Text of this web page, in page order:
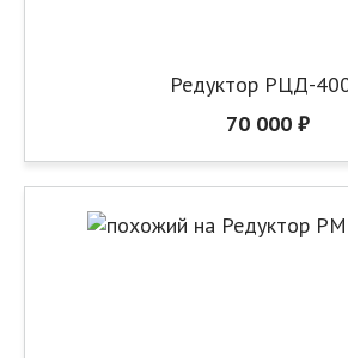
Редуктор РЦД-
70 000 ₽